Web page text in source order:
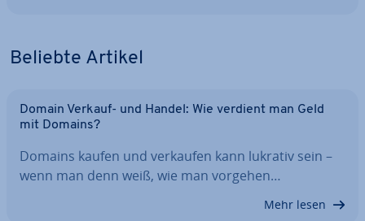
Beliebte Artikel
Domain Verkauf- und Handel: Wie verdient man Geld
mit Domains?
Domains kaufen und verkaufen kann lukrativ sein –
wenn man denn weiß, wie man vorgehen…
Mehr lesen